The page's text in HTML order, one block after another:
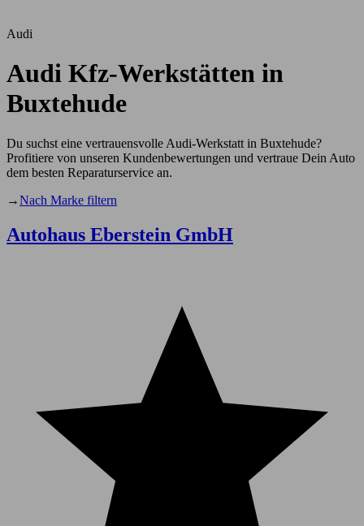
Audi
Audi Kfz-Werkstätten in
Buxtehude
Du suchst eine vertrauensvolle Audi-Werkstatt in Buxtehude?
Profitiere von unseren Kundenbewertungen und vertraue Dein Auto
dem besten Reparaturservice an.
→Nach Marke filtern
Autohaus Eberstein GmbH